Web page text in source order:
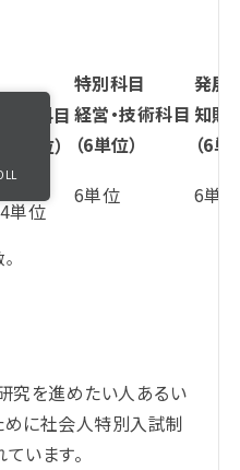
特別科目
経営・技術科目
（6単位）
発展
知財
（6単
演習科目
（8単位）
4単位
6単位 6単位
4単位
究を進めたい人あるい
に社会人特別入試制
います。